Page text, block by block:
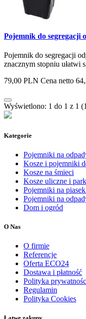
Pojemnik do segregacji
Pojemnik do segregacji
znacznym stopniu ułatwi
79,00 PLN Cena netto
Wyświetlono: 1 do 1 z 1
Kategorie
Pojemniki na
Kosze i pojemniki
Kosze na śmieci
Kosze uliczne i
Pojemniki na
Pojemniki na
Dom i ogród
O Nas
O firmie
Referencje
Oferta ECO24
Dostawa i płatność
Polityka
Regulamin
Polityka Cookies